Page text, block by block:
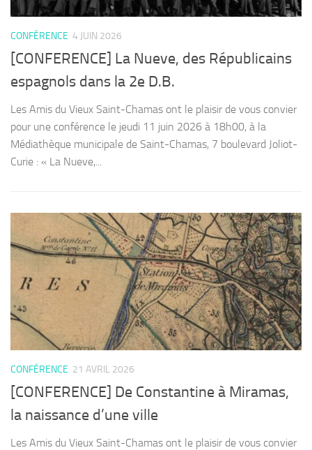
CONFÉRENCE 4 JUIN 2026
[CONFERENCE] La Nueve, des Républicains
espagnols dans la 2e D.B.
Les Amis du Vieux Saint-Chamas ont le plaisir de vous convier
pour une conférence le jeudi 11 juin 2026 à 18h00, à la
Médiathèque municipale de Saint-Chamas, 7 boulevard Joliot-
Curie : « La Nueve,...
CONFÉRENCE 21 AVRIL 2026
[CONFERENCE] De Constantine à Miramas,
la naissance d’une ville
Les Amis du Vieux Saint-Chamas ont le plaisir de vous convier